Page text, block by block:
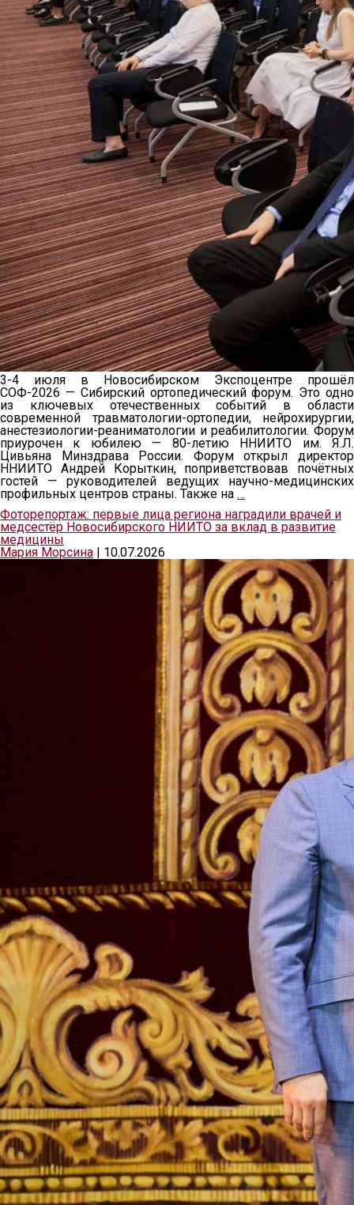
3-4 июля в Новосибирском Экспоцентре прошёл
СОФ-2026 — Сибирский ортопедический форум. Это одно
из ключевых отечественных событий в области
современной травматологии-ортопедии, нейрохирургии,
анестезиологии-реаниматологии и реабилитологии. Форум
приурочен к юбилею — 80-летию ННИИТО им. Я.Л.
Цивьяна Минздрава России. Форум открыл директор
ННИИТО Андрей Корыткин, поприветствовав почётных
гостей — руководителей ведущих научно-медицинских
профильных центров страны. Также на …
Фоторепортаж: первые лица региона наградили врачей и
медсестёр Новосибирского НИИТО за вклад в развитие
медицины
Мария Морсина
10.07.2026